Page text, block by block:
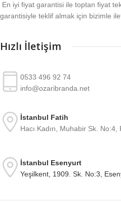
En iyi fiyat garantisi ile toptan fiyat
garantisiyle teklif almak için bizimle
Hızlı İletişim
0533 496 92 74
info@ozaribranda.net
İstanbul Fatih
Hacı Kadın, Muhabir Sk.
İstanbul Esenyurt
Yeşilkent, 1909. Sk. No:3,